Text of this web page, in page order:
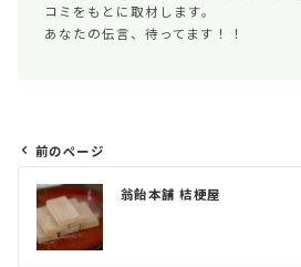
コミをもとに取材します。
あなたの伝言、待ってます！！
投
稿
ナ
前のページ
翁飴本舗 桔梗屋